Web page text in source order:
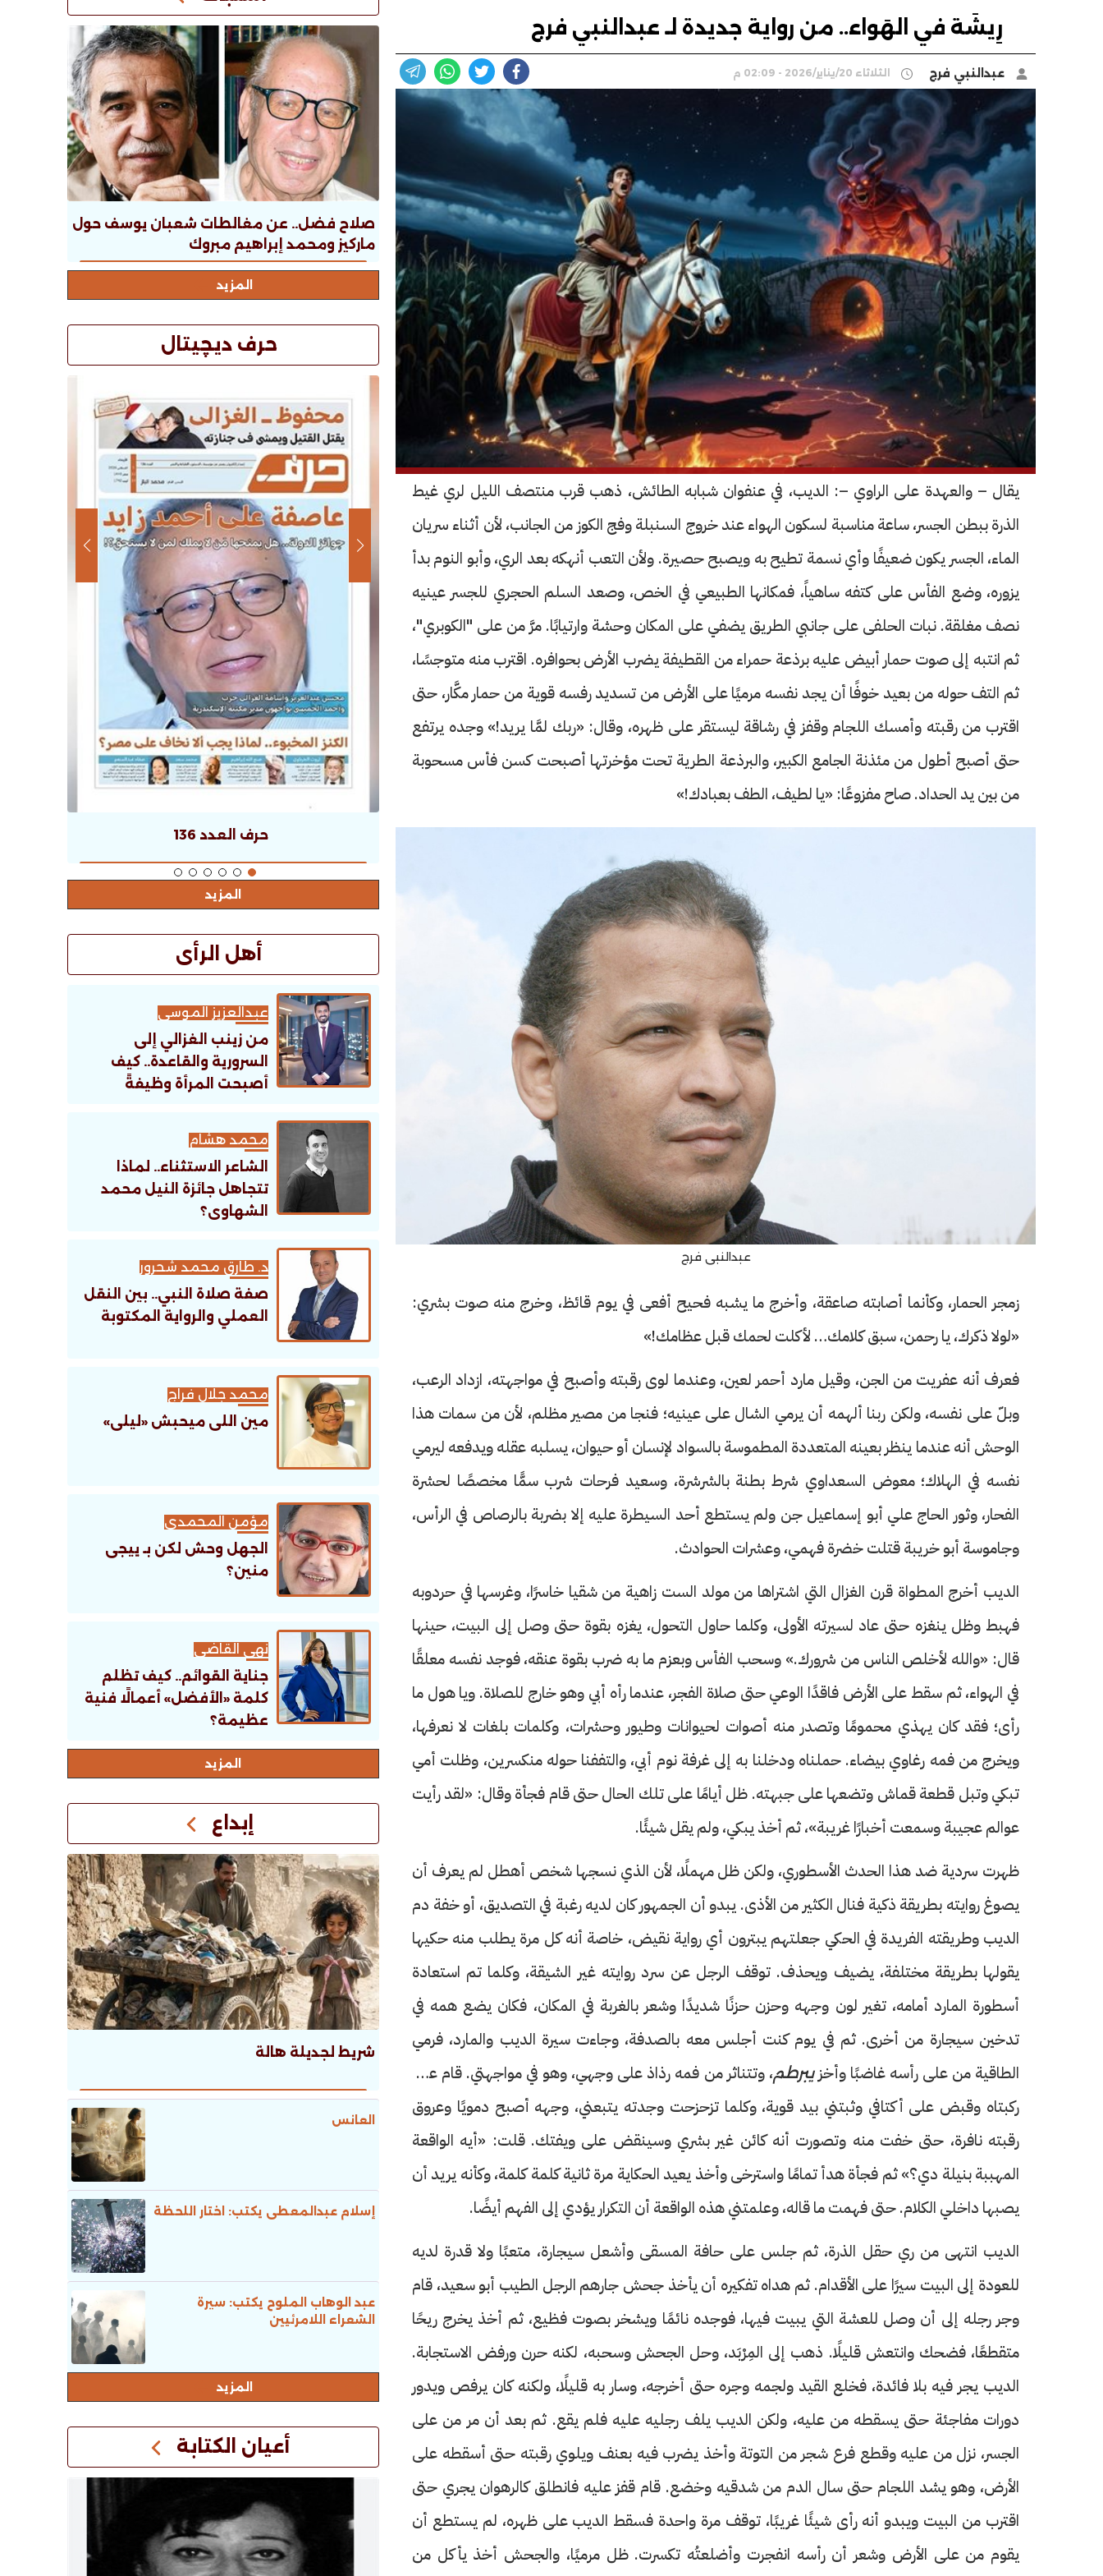
رِيشَة في الهَواء.. من رواية جديدة لـ عبدالنبي فرج
عبدالنبي فرج الثلاثاء 20/يناير/2026 - 02:09 م
يقال – والعهدة على الراوي –: الديب، في عنفوان شبابه الطائش، ذهب قرب منتصف الليل لري غيط
الذرة ببطن الجسر، ساعة مناسبة لسكون الهواء عند خروج السنبلة وفج الكوز من الجانب، لأن أثناء سريان
الماء، الجسر يكون ضعيفًا وأي نسمة تطيح به ويصبح حصيرة. ولأن التعب أنهكه بعد الري، وأبو النوم بدأ
يزوره، وضع الفأس على كتفه ساهياً، فمكانها الطبيعي في الخص، وصعد السلم الحجري للجسر عينيه
نصف مغلقة. نبات الحلفى على جانبي الطريق يضفي على المكان وحشة وارتيابًا. مرَّ من على "الكوبري"،
ثم انتبه إلى صوت حمار أبيض عليه برذعة حمراء من القطيفة يضرب الأرض بحوافره. اقترب منه متوجسًا،
ثم التف حوله من بعيد خوفًا أن يجد نفسه مرميًا على الأرض من تسديد رفسه قوية من حمار مكَّار، حتى
اقترب من رقبته وأمسك اللجام وقفز في رشاقة ليستقر على ظهره، وقال: «ربك لمَّا يريد!» وجده يرتفع
حتى أصبح أطول من مئذنة الجامع الكبير، والبرذعة الطرية تحت مؤخرتها أصبحت كسن فأس مسحوبة
من بين يد الحداد. صاح مفزوعًا: «يا لطيف، الطف بعبادك!»
عبدالنبى فرج
زمجر الحمار، وكأنما أصابته صاعقة، وأخرج ما يشبه فحيح أفعى في يوم قائظ، وخرج منه صوت بشري:
«لولا ذكرك، يا رحمن، سبق كلامك… لأكلت لحمك قبل عظامك!»
فعرف أنه عفريت من الجن، وقيل مارد أحمر لعين، وعندما لوى رقبته وأصبح في مواجهته، ازداد الرعب،
وبلّ على نفسه، ولكن ربنا ألهمه أن يرمي الشال على عينيه؛ فنجا من مصير مظلم، لأن من سمات هذا
الوحش أنه عندما ينظر بعينه المتعددة المطموسة بالسواد لإنسان أو حيوان، يسلبه عقله ويدفعه ليرمي
نفسه في الهلاك؛ معوض السعداوي شرط بطنة بالشرشرة، وسعيد فرحات شرب سمًّا مخصصًا لحشرة
الفحار، وثور الحاج علي أبو إسماعيل جن ولم يستطع أحد السيطرة عليه إلا بضربة بالرصاص في الرأس،
وجاموسة أبو خريبة قتلت خضرة فهمي، وعشرات الحوادث.
الديب أخرج المطواة قرن الغزال التي اشتراها من مولد الست زاهية من شقيا خاسرًا، وغرسها في حردوبه
فهبط وظل ينغزه حتى عاد لسيرته الأولى، وكلما حاول التحول، يغزه بقوة حتى وصل إلى البيت، حينها
قال: «والله لأخلص الناس من شرورك.» وسحب الفأس وبعزم ما به ضرب بقوة عنقه، فوجد نفسه معلقًا
في الهواء، ثم سقط على الأرض فاقدًا الوعي حتى صلاة الفجر، عندما رأه أبي وهو خارج للصلاة. ويا هول ما
رأى؛ فقد كان يهذي محمومًا وتصدر منه أصوات لحيوانات وطيور وحشرات، وكلمات بلغات لا نعرفها،
ويخرج من فمه رغاوي بيضاء. حملناه ودخلنا به إلى غرفة نوم أبي، والتففنا حوله منكسرين، وظلت أمي
تبكي وتبل قطعة قماش وتضعها على جبهته. ظل أيامًا على تلك الحال حتى قام فجأة وقال: «لقد رأيت
عوالم عجيبة وسمعت أخبارًا غريبة»، ثم أخذ يبكي، ولم يقل شيئًا.
ظهرت سردية ضد هذا الحدث الأسطوري، ولكن ظل مهملًا، لأن الذي نسجها شخص أهطل لم يعرف أن
يصوغ روايته بطريقة ذكية فنال الكثير من الأذى. يبدو أن الجمهور كان لديه رغبة في التصديق، أو خفة دم
الديب وطريقته الفريدة في الحكي جعلتهم يبترون أي رواية نقيض، خاصة أنه كل مرة يطلب منه حكيها
يقولها بطريقة مختلفة، يضيف ويحذف. توقف الرجل عن سرد روايته غير الشيقة، وكلما تم استعادة
أسطورة المارد أمامه، تغير لون وجهه وحزن حزنًا شديدًا وشعر بالغربة في المكان، فكان يضع همه في
تدخين سيجارة من أخرى. ثم في يوم كنت أجلس معه بالصدفة، وجاءت سيرة الديب والمارد، فرمي
الطاقية من على رأسه غاضبًا وأخزيبرطم، وتتناثر من فمه رذاذ على وجهي، وهو في مواجهتي. قام على
ركبتاه وقبض على أكتافي وثبتني بيد قوية، وكلما تزحزحت وجدته يتبعني، وجهه أصبح دمويًا وعروق
رقبته نافرة، حتى خفت منه وتصورت أنه كائن غير بشري وسينقض على ويفتك. قلت: «أيه الواقعة
المهببة بنيلة دي؟» ثم فجأة هدأ تمامًا واسترخى وأخذ يعيد الحكاية مرة ثانية كلمة كلمة، وكأنه يريد أن
يصبها داخلي الكلام. حتى فهمت ما قاله، وعلمتني هذه الواقعة أن التكرار يؤدي إلى الفهم أيضًا.
الديب انتهى من ري حقل الذرة، ثم جلس على حافة المسقى وأشعل سيجارة، متعبًا ولا قدرة لديه
للعودة إلى البيت سيرًا على الأقدام. ثم هداه تفكيره أن يأخذ جحش جارهم الرجل الطيب أبو سعيد، قام
وجر رجله إلى أن وصل للعشة التي يبيت فيها، فوجده نائمًا ويشخر بصوت فظيع، ثم أخذ يخرج ريحًا
متقطعًا، فضحك وانتعش قليلًا. ذهب إلى المِرْبَد، وحل الجحش وسحبه، لكنه حرن ورفض الاستجابة.
الديب يجر فيه بلا فائدة، فخلع القيد ولجمه وجره حتى أخرجه، وسار به قليلًا، ولكنه كان يرفص ويدور
دورات مفاجئة حتى يسقطه من عليه، ولكن الديب يلف رجليه عليه فلم يقع. ثم بعد أن مر من على
الجسر، نزل من عليه وقطع فرع شجر من التوتة وأخذ يضرب فيه بعنف ويلوي رقبته حتى أسقطه على
الأرض، وهو يشد اللجام حتى سال الدم من شدقيه وخضع. قام قفز عليه فانطلق كالرهوان يجري حتى
اقترب من البيت ويبدو أنه رأى شيئًا غريبًا، توقف مرة واحدة فسقط الديب على ظهره، لم يستطع أن
يقوم من على الأرض وشعر أن رأسه انفجرت وأضلعتُه تكسرت. ظل مرميًا، والجحش أخذ يأكل من
صلاح فضل.. عن مغالطات شعبان يوسف حول
ماركيز ومحمد إبراهيم مبروك
المزيد
حرف ديچيتال
حرف العدد 136
المزيد
أهل الرأى
عبدالعزيز الموسى
من زينب الغزالي إلى
السرورية والقاعدة.. كيف
أصبحت المرأة وظيفةً
محمد هشام
الشاعر الاستثناء.. لماذا
تتجاهل جائزة النيل محمد
الشهاوى؟
د. طارق محمد شحرور
صفة صلاة النبي.. بين النقل
العملي والرواية المكتوبة
محمد جلال فراج
مين اللى ميحبش «ليلى»
مؤمن المحمدى
الجهل وحش لكن بـ ييجى
منين؟
نهى القاضى
جناية القوائم.. كيف تظلم
كلمة «الأفضل» أعمالًا فنية
عظيمة؟
اﻟﻤﺰﻳﺪ
إبداع
شريط لجديلة هالة
العانس
إسلام عبدالمعطى يكتب: اختار اللحظة
عبد الوهاب الملوح يكتب: سيرة
الشعراء اللامرئيين
المزيد
أعيان الكتابة